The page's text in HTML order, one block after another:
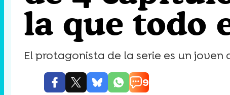
la que todo
El protagonista de la serie es un
9